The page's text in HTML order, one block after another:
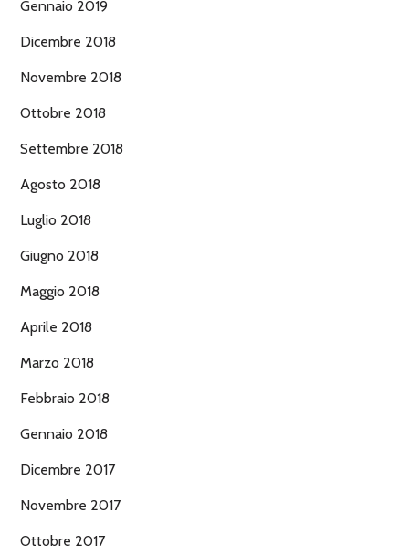
Gennaio 2019
Dicembre 2018
Novembre 2018
Ottobre 2018
Settembre 2018
Agosto 2018
Luglio 2018
Giugno 2018
Maggio 2018
Aprile 2018
Marzo 2018
Febbraio 2018
Gennaio 2018
Dicembre 2017
Novembre 2017
Ottobre 2017